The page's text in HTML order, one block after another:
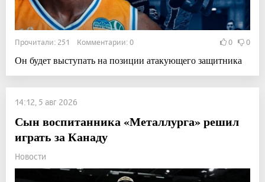
Прочитали: 251 Комментарии: 0 0 0
Он будет выступать на позиции атакующего защитника
14:12, 5 авг 2026
Сын воспитанника «Металлурга» решил
играть за Канаду
Новости